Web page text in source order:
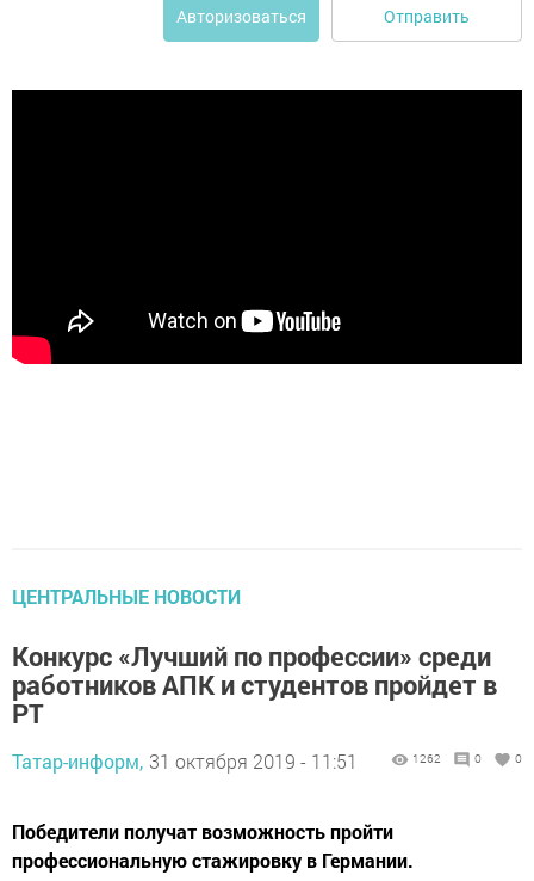
Авторизоваться Отправить
ЦЕНТРАЛЬНЫЕ НОВОСТИ
Конкурс «Лучший по профессии» среди
работников АПК и студентов пройдет в
РТ
Татар-информ, 31 октября 2019 - 11:51 1262 0 0
Победители получат возможность пройти
профессиональную стажировку в Германии.